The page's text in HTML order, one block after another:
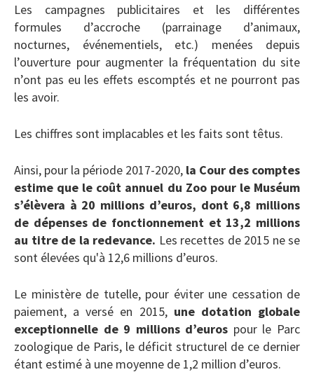
Les campagnes publicitaires et les différentes
formules d’accroche (parrainage d’animaux,
nocturnes, événementiels, etc.) menées depuis
l’ouverture pour augmenter la fréquentation du site
n’ont pas eu les effets escomptés et ne pourront pas
les avoir.
Les chiffres sont implacables et les faits sont têtus.
Ainsi, pour la période 2017-2020, la Cour des comptes
estime que le coût annuel du Zoo pour le Muséum
s’élèvera à 20 millions d’euros, dont 6,8 millions
de dépenses de fonctionnement et 13,2 millions
au titre de la redevance. Les recettes de 2015 ne se
sont élevées qu'à 12,6 millions d’euros.
Le ministère de tutelle, pour éviter une cessation de
paiement, a versé en 2015, une dotation globale
exceptionnelle de 9 millions d’euros pour le Parc
zoologique de Paris, le déficit structurel de ce dernier
étant estimé à une moyenne de 1,2 million d’euros.